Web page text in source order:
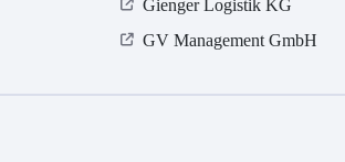
Gienger Logistik KG
GV Management GmbH